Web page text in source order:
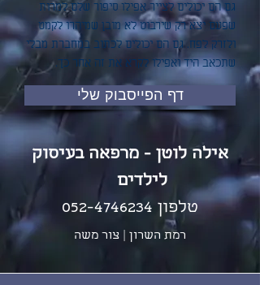
גם הם יכולים לצייר אפילו סיפור שלם למרות
שפעם יצא רק שירבוט לא מובן שמיהרו לקמט
ולזרק לפח. גם הם יכולים לכתוב במחברת מבלי
שתכאב היד ואפילו לקרא את זה אחר כך.
דף הפייסבוק שלי
אילה לוטן - מרפאה בעיסוק
לילדים
טלפון 052-4746234
רמת השרון | צור משה